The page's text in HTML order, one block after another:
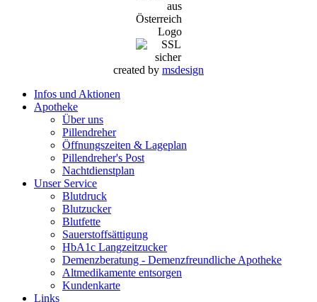
created by msdesign
Infos und Aktionen
Apotheke
Über uns
Pillendreher
Öffnungszeiten & Lageplan
Pillendreher's Post
Nachtdienstplan
Unser Service
Blutdruck
Blutzucker
Blutfette
Sauerstoffsättigung
HbA1c Langzeitzucker
Demenzberatung - Demenzfreundliche Apotheke
Altmedikamente entsorgen
Kundenkarte
Links